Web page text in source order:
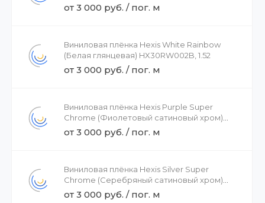
от 3 000 руб. / пог. м
Виниловая плёнка Hexis White Rainbow
(Белая глянцевая) HX30RW002B, 1.52
от 3 000 руб. / пог. м
Виниловая плёнка Hexis Purple Super
Chrome (Фиолетовый сатиновый хром)
HX30SCH06S, 1.37
от 3 000 руб. / пог. м
Виниловая плёнка Hexis Silver Super
Chrome (Серебряный сатиновый хром)
HX30SCH01S, 1.37
от 3 000 руб. / пог. м